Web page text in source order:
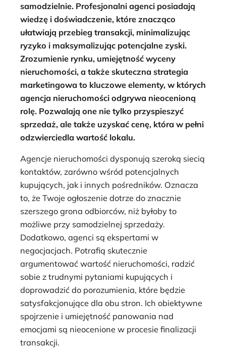
samodzielnie. Profesjonalni agenci posiadają
wiedzę i doświadczenie, które znacząco
ułatwiają przebieg transakcji, minimalizując
ryzyko i maksymalizując potencjalne zyski.
Zrozumienie rynku, umiejętność wyceny
nieruchomości, a także skuteczna strategia
marketingowa to kluczowe elementy, w których
agencja nieruchomości odgrywa nieocenioną
rolę. Pozwalają one nie tylko przyspieszyć
sprzedaż, ale także uzyskać cenę, która w pełni
odzwierciedla wartość lokalu.
Agencje nieruchomości dysponują szeroką siecią
kontaktów, zarówno wśród potencjalnych
kupujących, jak i innych pośredników. Oznacza
to, że Twoje ogłoszenie dotrze do znacznie
szerszego grona odbiorców, niż byłoby to
możliwe przy samodzielnej sprzedaży.
Dodatkowo, agenci są ekspertami w
negocjacjach. Potrafią skutecznie
argumentować wartość nieruchomości, radzić
sobie z trudnymi pytaniami kupujących i
doprowadzić do porozumienia, które będzie
satysfakcjonujące dla obu stron. Ich obiektywne
spojrzenie i umiejętność panowania nad
emocjami są nieocenione w procesie finalizacji
transakcji.